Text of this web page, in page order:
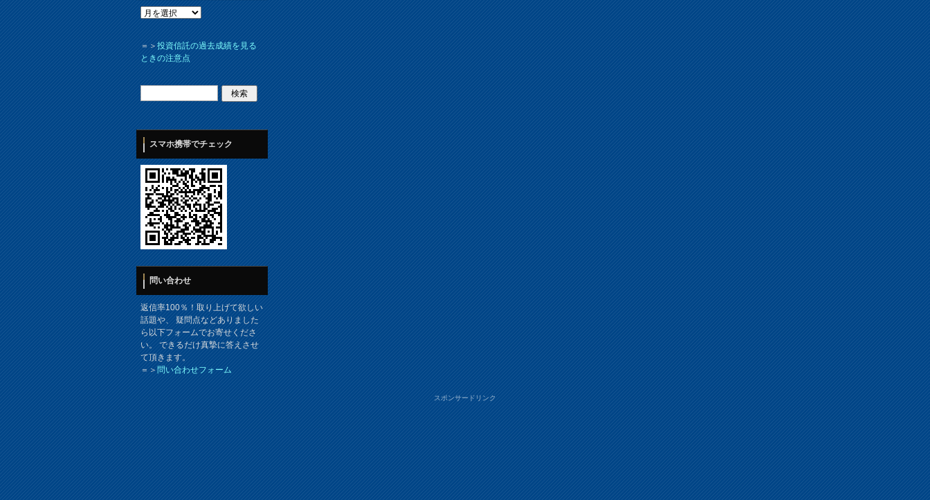
＝＞投資信託の過去成績を見る
ときの注意点
スマホ携帯でチェック
問い合わせ
返信率100％！取り上げて欲しい
話題や、 疑問点などありました
ら以下フォームでお寄せくださ
い。 できるだけ真摯に答えさせ
て頂きます。
＝＞問い合わせフォーム
スポンサードリンク